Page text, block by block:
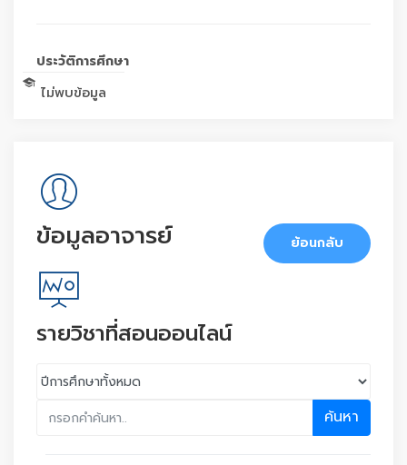
ประวัติการศึกษา
ไม่พบข้อมูล
ข้อมูลอาจารย์ ย้อนกลับ
รายวิชาที่สอนออนไลน์
ค้นหา